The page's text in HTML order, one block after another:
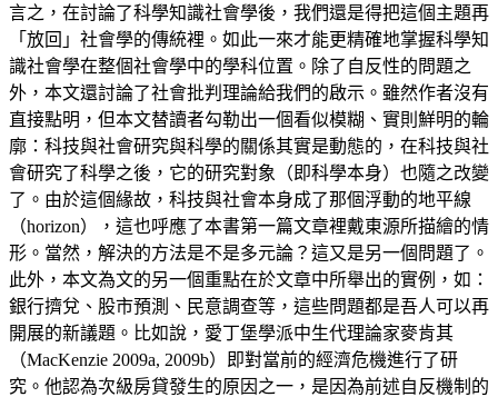
言之，在討論了科學知識社會學後，我們還是得把這個主題再
「放回」社會學的傳統裡。如此一來才能更精確地掌握科學知
識社會學在整個社會學中的學科位置。除了自反性的問題之
外，本文還討論了社會批判理論給我們的啟示。雖然作者沒有
直接點明，但本文替讀者勾勒出一個看似模糊、實則鮮明的輪
廓：科技與社會研究與科學的關係其實是動態的，在科技與社
會研究了科學之後，它的研究對象（即科學本身）也隨之改變
了。由於這個緣故，科技與社會本身成了那個浮動的地平線
（horizon），這也呼應了本書第一篇文章裡戴東源所描繪的情
形。當然，解決的方法是不是多元論？這又是另一個問題了。
此外，本文為文的另一個重點在於文章中所舉出的實例，如：
銀行擠兌、股市預測、民意調查等，這些問題都是吾人可以再
開展的新議題。比如說，愛丁堡學派中生代理論家麥肯其
（MacKenzie 2009a, 2009b）即對當前的經濟危機進行了研
究。他認為次級房貸發生的原因之一，是因為前述自反機制的